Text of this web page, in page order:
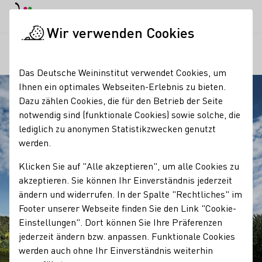
Wir verwenden Cookies
Das Deutsche Weininstitut verwendet Cookies, um
Ihnen ein optimales Webseiten-Erlebnis zu bieten.
Dazu zählen Cookies, die für den Betrieb der Seite
notwendig sind (funktionale Cookies) sowie solche, die
lediglich zu anonymen Statistikzwecken genutzt
werden.
Klicken Sie auf "Alle akzeptieren", um alle Cookies zu
akzeptieren. Sie können Ihr Einverständnis jederzeit
ändern und widerrufen. In der Spalte "Rechtliches" im
Footer unserer Webseite finden Sie den Link "Cookie-
Einstellungen". Dort können Sie Ihre Präferenzen
jederzeit ändern bzw. anpassen. Funktionale Cookies
werden auch ohne Ihr Einverständnis weiterhin